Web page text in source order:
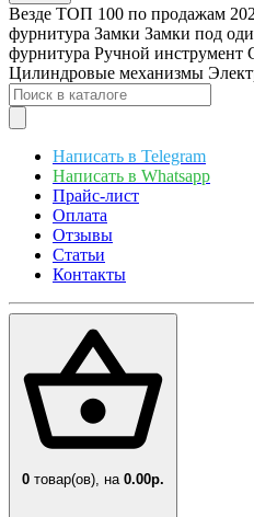
Везде ТОП 100 по продажам
фурнитура Замки Замки под
фурнитура Ручной инструмент
Цилиндровые механизмы
Написать в Telegram
Написать в Whatsapp
Прайс-лист
Оплата
Отзывы
Статьи
Контакты
0 товар(ов), на 0.00р.